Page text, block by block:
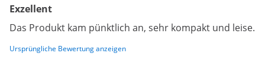
Exzellent
Das Produkt kam pünktlich an, sehr kompakt und leise.
Ursprüngliche Bewertung anzeigen